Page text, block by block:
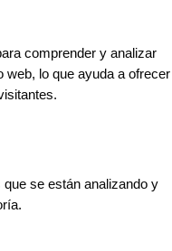
comprender y analizar
web, lo que ayuda a ofrecer
se están analizando y